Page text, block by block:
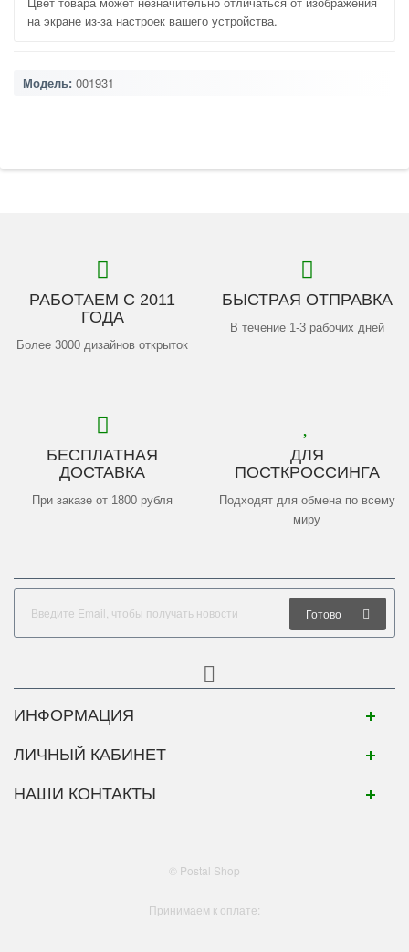
на экране из-за настроек вашего устройства.
Модель: 001931
РАБОТАЕМ С 2011
ГОДА
Более 3000 дизайнов открыток
БЫСТРАЯ ОТПРАВКА
В течение 1-3 рабочих дней
БЕСПЛАТНАЯ
ДОСТАВКА
При заказе от 1800 рубля
ДЛЯ
ПОСТКРОССИНГА
Подходят для обмена по всему
миру
Готово
ИНФОРМАЦИЯ
ЛИЧНЫЙ КАБИНЕТ
НАШИ КОНТАКТЫ
© Postal Shop
Принимаем к оплате: